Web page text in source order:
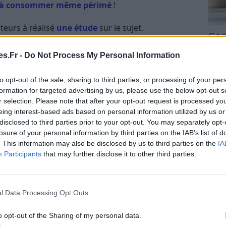
- Do Not Process My Personal Information
opt-out of the sale, sharing to third parties, or processing of your
for targeted advertising by us, please use the below opt-out
selection. Please note that after your opt-out request is processed
interest-based ads based on personal information utilized by us
to third parties prior to your opt-out. You may separately
of your personal information by third parties on the IAB’s list of
This information may also be disclosed by us to third parties on the
Participants that may further disclose it to other third parties.
Data Processing Opt Outs
opt-out of the Sharing of my personal data.
consommer même périmé !
à réalisé une étude sur le sujet.
au frais, il est alors possible de le manger
éviter le gaspillage
soit légèrement différent, et que le yaourt soit
après la date de péremption ?
eux ! Vous pouvez consommer un yaourt
la crème, vous ne pouvez pas le conserver après
Tri
du